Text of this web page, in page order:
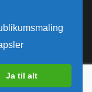
reservert.
Ja til alt